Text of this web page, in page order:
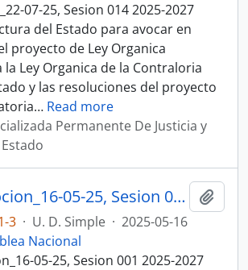
07-25, Sesion 014 2025-2027
del Estado para avocar en
proyecto de Ley Organica
Ley Organica de la Contraloria
y las resoluciones del proyecto
… Read more
Permanente De Justicia y
003_S-D_Mocion_16-05-25, Sesion 001 Justicia y Estructura del Estado
3 · U. D. Simple · 2025-05-16
Nacional
05-25, Sesion 001 2025-2027